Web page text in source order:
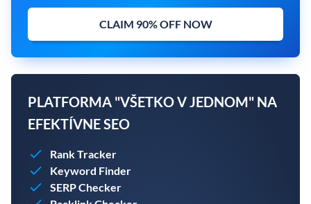
CLAIM 90% OFF NOW
PLATFORMA "VŠETKO V JEDNOM" NA
EFEKTÍVNE SEO
Rank Tracker
Keyword Finder
SERP Checker